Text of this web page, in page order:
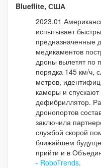
Blueflite, США
2023.01
испытывает
предназначенные
медикаментов
дроны вылетят по
порядка 145 км/ч,
метров,
камеры и
дефибриллятор.
дронопортов
заключила
службой скорой
ближайшем
прийти и в
- RoboTrends.